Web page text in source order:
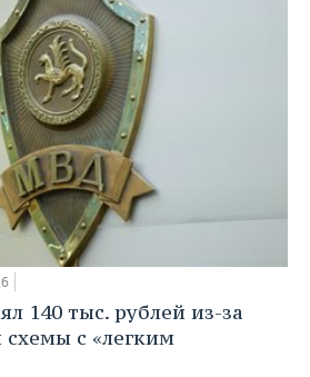
140 тыс. рублей из-за
с «легким